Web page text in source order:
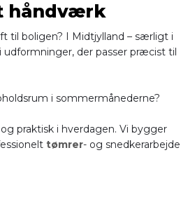
håndværk
til boligen? I Midtjylland – særligt i
der passer præcist til
i sommermånederne?
praktisk i hverdagen. Vi bygger
tømrer- og snedkerarbejde